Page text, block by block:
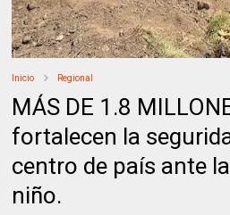
Inicio Regional
MÁS DE 1.8
fortalecen la
centro de país ante
niño.